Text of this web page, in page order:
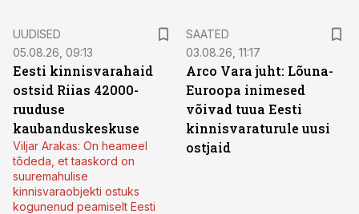
UUDISED
05.08.26, 09:13
Eesti kinnisvarahaid
ostsid Riias 42000-
ruuduse
kaubanduskeskuse
Viljar Arakas: On heameel
tõdeda, et taaskord on
suuremahulise
kinnisvaraobjekti ostuks
kogunenud peamiselt Eesti
SAATED
03.08.26, 11:17
Arco Vara juht: Lõuna-
Euroopa inimesed
võivad tuua Eesti
kinnisvaraturule uusi
ostjaid